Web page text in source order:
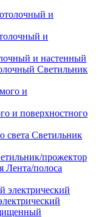
и
и настенный
Светильник
и поверхностного
Светильник
прожектор
Лента/полоса